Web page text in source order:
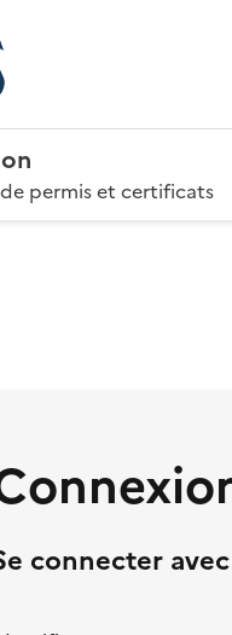
permis et certificats
connecter